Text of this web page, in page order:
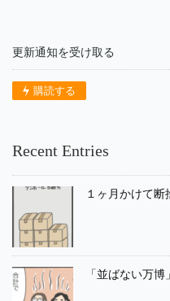
更新通知を受け取る
購読する
Recent Entries
１ヶ月かけて断
「並ばない万